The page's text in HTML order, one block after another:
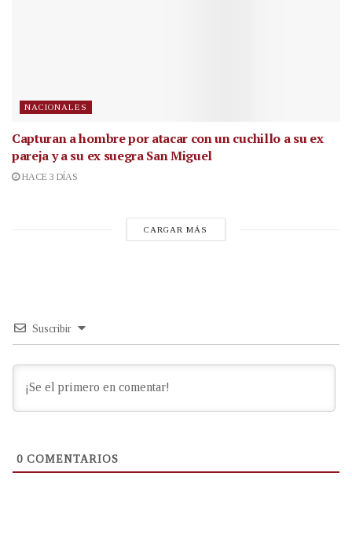
NACIONALES
Capturan a hombre por atacar con un cuchillo a su ex
pareja y a su ex suegra San Miguel
HACE 3 DÍAS
CARGAR MÁS
Suscribir
0 COMENTARIOS